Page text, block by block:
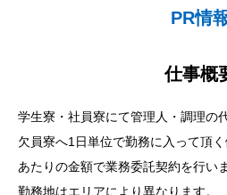
PR情
仕事概
学生寮・社員寮にて管理人・調理の
欠員寮へ1日単位で勤務に入って頂
あたりの金額で業務委託契約を行いま
勤務地はエリアにより異なります。